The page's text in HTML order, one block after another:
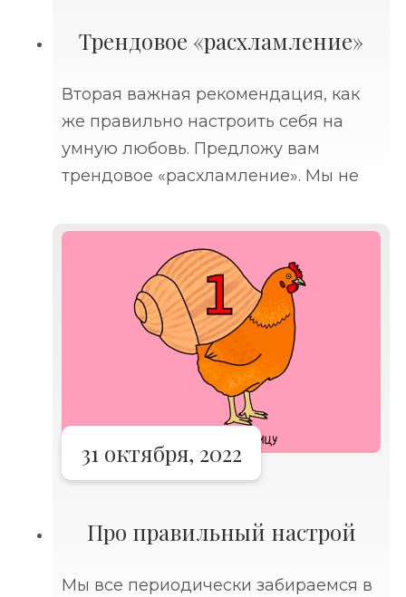
Трендовое «расхламление»
Вторая важная рекомендация, как
же правильно настроить себя на
умную любовь. Предложу вам
трендовое «расхламление». Мы не
растянутых, застиранных трусов и
растянутых футболок со следами
неотстирываемых пятен. Если эти
вещи каким-то
31 октября, 2022
Про правильный настрой
Мы все периодически забираемся в